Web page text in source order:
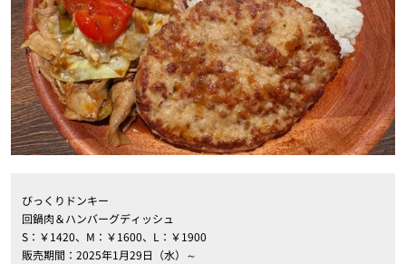
びっくりドンキー
回鍋肉＆ハンバーグディッシュ
S：￥1420、M：￥1600、L：￥1900
販売期間：2025年1月29日（水）～